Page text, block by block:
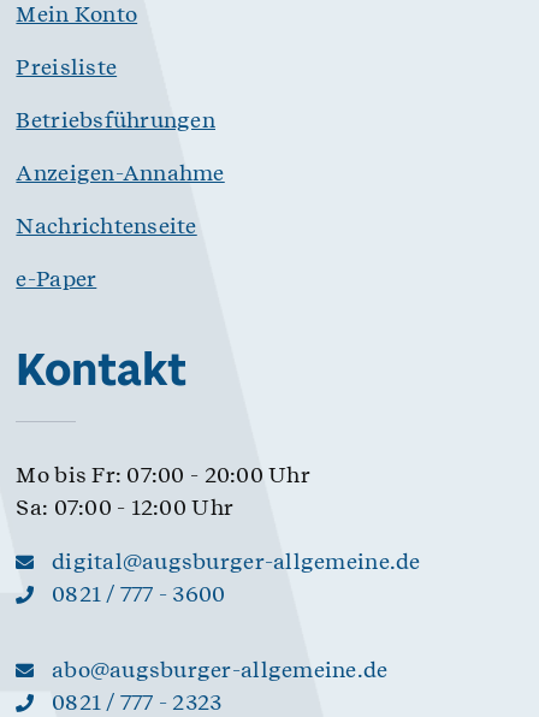
Mein Konto
Preisliste
Betriebsführungen
Anzeigen-Annahme
Nachrichtenseite
e-Paper
Kontakt
Mo bis Fr: 07:00 - 20:00 Uhr
Sa: 07:00 - 12:00 Uhr
digital@augsburger-allgemeine.de
0821 / 777 - 3600
abo@augsburger-allgemeine.de
0821 / 777 - 2323